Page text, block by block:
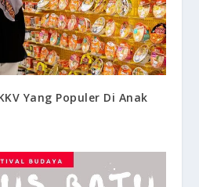
Yang Populer Di Anak